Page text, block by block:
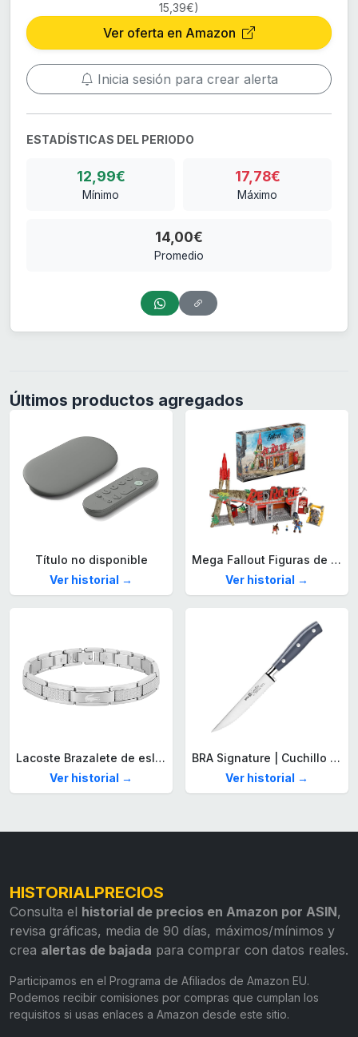
15,39€)
Ver oferta en Amazon
Inicia sesión para crear alerta
ESTADÍSTICAS DEL PERIODO
12,99€
Mínimo
17,78€
Máximo
14,00€
Promedio
Últimos productos agregados
Título no disponible
Ver historial →
Mega Fallout Figuras de acción y Juguetes de construcción, Parada de Camiones Red Rocket con 824 Piezas, 2 Personajes articulados y Accesorios, para coleccionistas, HXT00
Ver historial →
Lacoste Brazalete de eslabón para Hombre Colección STENCIL de Acero inoxidable
Ver historial →
BRA Signature | Cuchillo tomatero 120 mm, Acero Inoxidable alemán forjado con Molibdeno Vanadio, Mango Remachado ABS, Diseño Ergonómico, Hoja 1,6 mm espesor
Ver historial →
HISTORIALPRECIOS
Consulta el historial de precios en Amazon por ASIN,
revisa gráficas, media de 90 días, máximos/mínimos y
crea alertas de bajada para comprar con datos reales.
Participamos en el Programa de Afiliados de Amazon EU.
Podemos recibir comisiones por compras que cumplan los
requisitos si usas enlaces a Amazon desde este sitio.